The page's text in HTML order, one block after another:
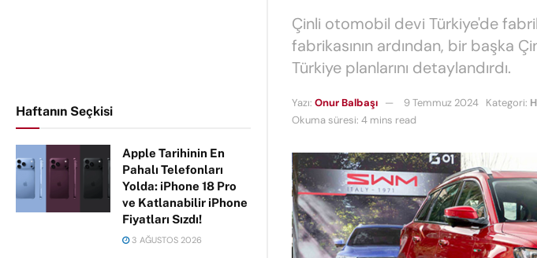
Haftanın Seçkisi
Apple Tarihinin En
Pahalı Telefonları
Yolda: iPhone 18 Pro
ve Katlanabilir iPhone
Fiyatları Sızdı!
3 AĞUSTOS 2026
Çinli otomobil devi Türkiye'de
fabrikasının ardından, bir başka
Türkiye planlarını detaylandırdı.
Yazı: Onur Balbaşı 9 Temmuz 2024 Kategori:
Okuma süresi: 4 mins read